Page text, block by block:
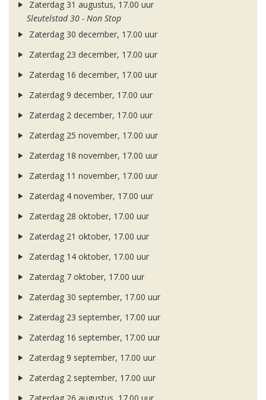
Zaterdag 31 augustus, 17.00 uur
Sleutelstad 30 - Non Stop
Zaterdag 30 december, 17.00 uur
Zaterdag 23 december, 17.00 uur
Zaterdag 16 december, 17.00 uur
Zaterdag 9 december, 17.00 uur
Zaterdag 2 december, 17.00 uur
Zaterdag 25 november, 17.00 uur
Zaterdag 18 november, 17.00 uur
Zaterdag 11 november, 17.00 uur
Zaterdag 4 november, 17.00 uur
Zaterdag 28 oktober, 17.00 uur
Zaterdag 21 oktober, 17.00 uur
Zaterdag 14 oktober, 17.00 uur
Zaterdag 7 oktober, 17.00 uur
Zaterdag 30 september, 17.00 uur
Zaterdag 23 september, 17.00 uur
Zaterdag 16 september, 17.00 uur
Zaterdag 9 september, 17.00 uur
Zaterdag 2 september, 17.00 uur